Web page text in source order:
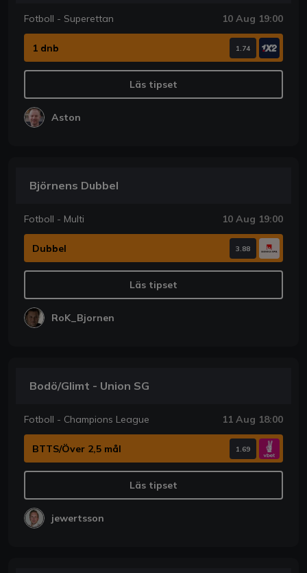
Fotboll - Superettan 10 Aug 19:00
1 dnb 1.74
Läs tipset
Aston
Björnens Dubbel
Fotboll - Multi 10 Aug 19:00
Dubbel 3.88
Läs tipset
RoK_Bjornen
Bodö/Glimt - Union SG
Fotboll - Champions League 11 Aug 18:00
BTTS/Över 2,5 mål 1.69
Läs tipset
jewertsson